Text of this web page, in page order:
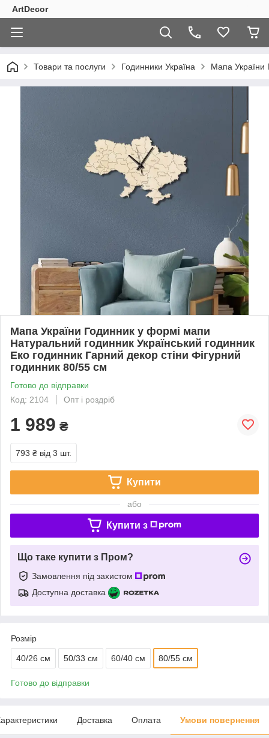
ArtDecor
Товари та послуги Годинники Україна Мапа України
Мапа України Годинник у формі мапи
Натуральний годинник Український годинник
Еко годинник Гарний декор стіни Фігурний
годинник 80/55 см
Готово до відправки
Код: 2104
Опт і роздріб
1 989 ₴
793 ₴ від 3 шт.
Купити
або
Купити з
Що таке купити з Пром?
Замовлення під захистом
Доступна доставка
Розмір
40/26 см 50/33 см 60/40 см 80/55 см
Готово до відправки
Доставка Оплата Умови повернення